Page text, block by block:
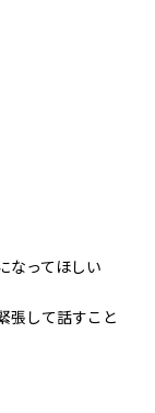
なってほしい
張して話すこと